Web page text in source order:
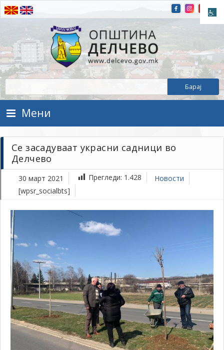
Прескокнете на содржината
Општина Делчево
Општина Делчево
Мени
Се засадуваат украсни садници во
Делчево
30 март 2021 Прегледи: 1.428
Новости
[wpsr_socialbts]